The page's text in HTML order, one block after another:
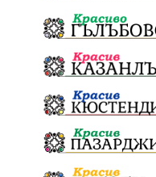
в отборната
„Отваряне на града
Негодна за пиене
цялостно обновяване
и прилежащия парк в